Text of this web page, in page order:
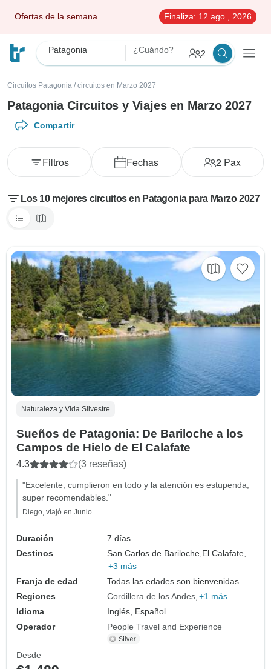
Ofertas de la semana Finaliza: 12 ago., 2026
Patagonia ¿Cuándo? 2
Circuitos Patagonia / circuitos en Marzo 2027
Patagonia Circuitos y Viajes en Marzo 2027
Compartir
Fechas 2 Pax
Filtros
Los 10 mejores circuitos en Patagonia para Marzo 2027
Naturaleza y Vida Silvestre
Sueños de Patagonia: De Bariloche a los
Campos de Hielo de El Calafate
4.3 (3 reseñas)
"Excelente, cumplieron en todo y la atención es estupenda,
super recomendables."
Diego, viajó en Junio
Duración
7 días
Destinos
San Carlos de Bariloche, El Calafate,
+3 más
Franja de edad
Todas las edades son bienvenidas
Regiones
Cordillera de los Andes +1 más
Idioma
Inglés, Español
Operador
People Travel and Experience
Desde